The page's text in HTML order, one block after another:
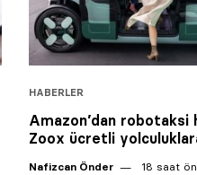
HABERLER
Amazon’dan robotaksi
Zoox ücretli
Nafizcan Önder 18 saat